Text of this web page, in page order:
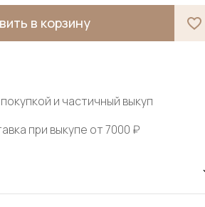
в корзину
и частичный выкуп
при выкупе от 7000 ₽